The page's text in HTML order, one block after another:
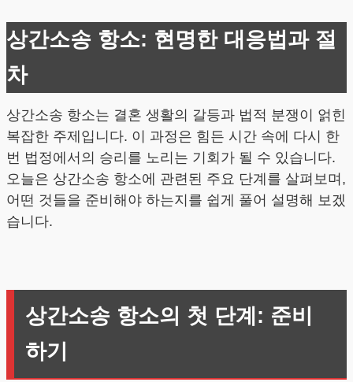
상간소송 항소: 현명한 대응법과 절
차
상간소송 항소는 결혼 생활의 갈등과 법적 분쟁이 얽힌
복잡한 주제입니다. 이 과정은 힘든 시간 속에 다시 한
번 법정에서의 승리를 노리는 기회가 될 수 있습니다.
오늘은 상간소송 항소에 관련된 주요 단계를 살펴보며,
어떤 것들을 준비해야 하는지를 쉽게 풀어 설명해 보겠
습니다.
상간소송 항소의 첫 단계: 준비
하기